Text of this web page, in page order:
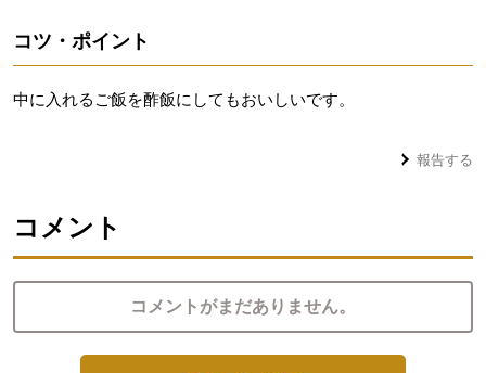
コツ・ポイント
中に入れるご飯を酢飯にしてもおいしいです。
報告する
コメント
コメントがまだありません。